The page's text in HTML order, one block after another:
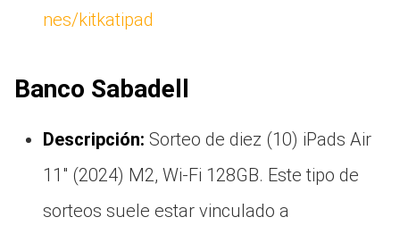
nes/kitkatipad
Banco Sabadell
Descripción: Sorteo de diez (10) iPads Air
11″ (2024) M2, Wi-Fi 128GB. Este tipo de
sorteos suele estar vinculado a